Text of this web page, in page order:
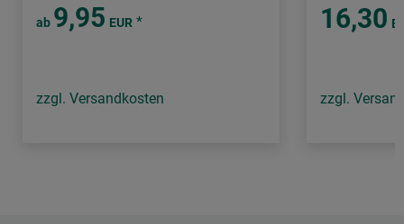
ab 9,95 EUR *
zzgl. Versandkosten
16,30
zzgl.